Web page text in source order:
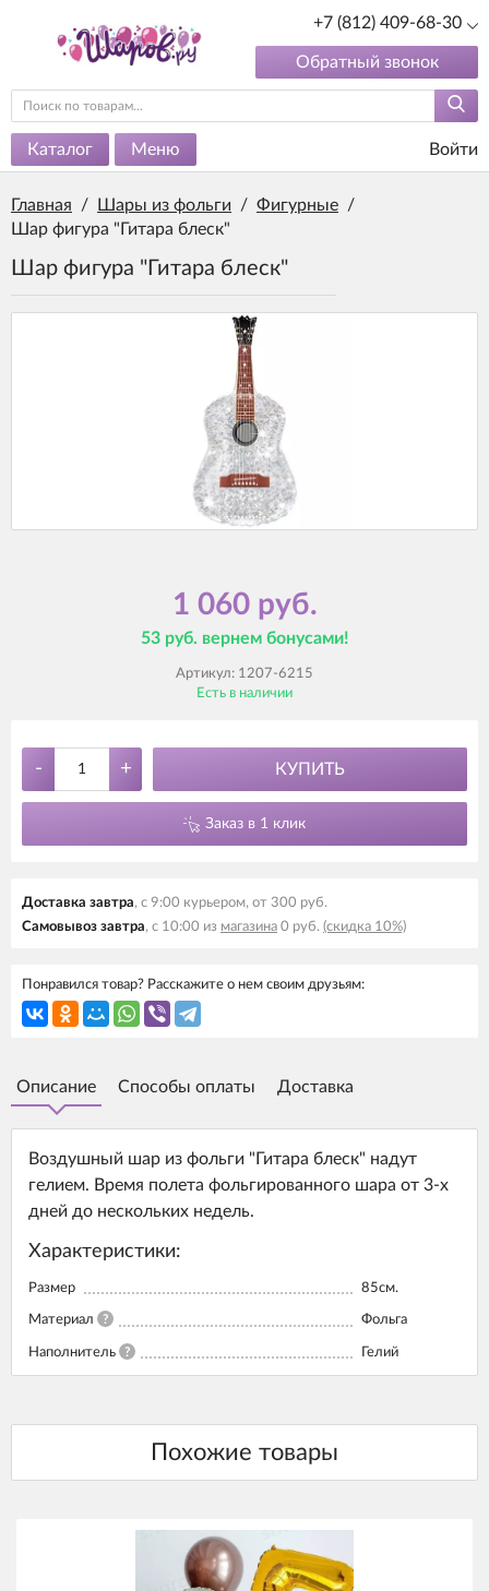
+7 (812) 409-68-30
Обратный звонок
Каталог Меню Войти
Главная / Шары из фольги / Фигурные /
Шар фигура "Гитара блеск"
Шар фигура "Гитара блеск"
1 060 руб.
53 руб. вернем бонусами!
Артикул: 1207-6215
Есть в наличии
- + КУПИТЬ
Заказ в 1 клик
Доставка завтра, с 9:00 курьером, от 300 руб.
Самовывоз завтра, с 10:00 из магазина 0 руб. (скидка 10%)
Понравился товар? Расскажите о нем своим друзьям:
Описание Способы оплаты Доставка
Воздушный шар из фольги "Гитара блеск" надут
гелием. Время полета фольгированного шара от 3-х
дней до нескольких недель.
Характеристики:
Размер 85см.
Материал ? Фольга
Наполнитель ? Гелий